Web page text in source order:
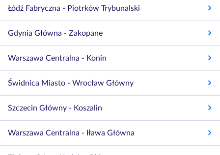
Łódź Fabryczna - Piotrków Trybunalski
Gdynia Główna - Zakopane
Warszawa Centralna - Konin
Świdnica Miasto - Wrocław Główny
Szczecin Główny - Koszalin
Warszawa Centralna - Iława Główna